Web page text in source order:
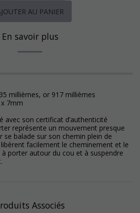
AU PANIER
En savoir plus
millièmes, or 917 millièmes
7mm
avec son certificat d’authenticité
représente un mouvement presque
balade sur son chemin plein de
facilement le cheminement et le
porter autour du cou et à suspendre
Associés